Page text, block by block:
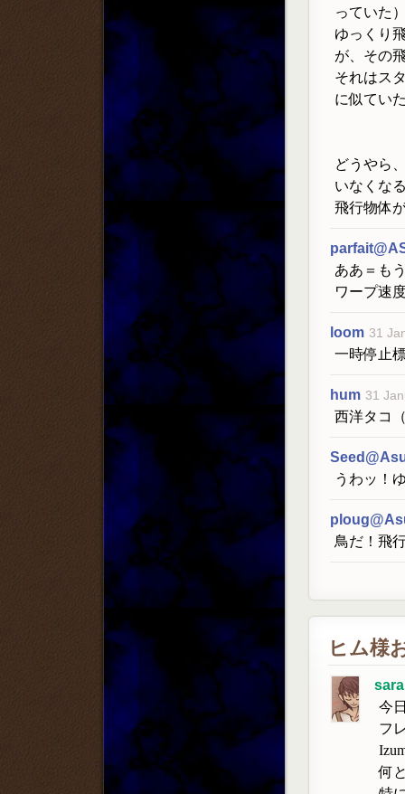
っていた
ゆっくり
が、その
それはス
に似てい
どうやら
いなくな
飛行物体
ああ＝も
ワープ速
loom 31
一時停止
hum 31
西洋タコ
うわッ！
鳥だ！飛
ヒム様
今
フ
何